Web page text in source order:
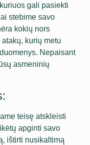
gali pasiekti
stebime savo
kokių nors
kurių metu
Nepaisant
asmeninių
teisę atskleisti
apginti savo
ištirti nusikaltimą